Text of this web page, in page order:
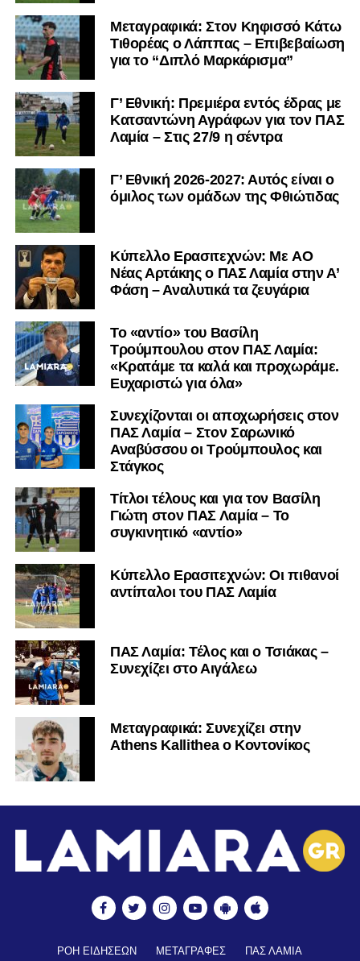
Μεταγραφικά: Στον Κηφισσό Κάτω
Τιθορέας ο Λάππας – Επιβεβαίωση
για το “Διπλό Μαρκάρισμα”
Γ’ Εθνική: Πρεμιέρα εντός έδρας με
Κατσαντώνη Αγράφων για τον ΠΑΣ
Λαμία – Στις 27/9 η σέντρα
Γ’ Εθνική 2026-2027: Αυτός είναι ο
όμιλος των ομάδων της Φθιώτιδας
Kύπελλο Ερασιτεχνών: Με AO
Nέας Αρτάκης ο ΠΑΣ Λαμία στην Α’
Φάση – Αναλυτικά τα ζευγάρια
Το «αντίο» του Βασίλη
Τρούμπουλου στον ΠΑΣ Λαμία:
«Κρατάμε τα καλά και προχωράμε.
Ευχαριστώ για όλα»
Συνεχίζονται οι αποχωρήσεις στον
ΠΑΣ Λαμία – Στον Σαρωνικό
Αναβύσσου οι Τρούμπουλος και
Στάγκος
Τίτλοι τέλους και για τον Βασίλη
Γιώτη στον ΠΑΣ Λαμία – Το
συγκινητικό «αντίο»
Κύπελλο Ερασιτεχνών: Οι πιθανοί
αντίπαλοι του ΠΑΣ Λαμία
ΠΑΣ Λαμία: Τέλος και ο Τσιάκας –
Συνεχίζει στο Αιγάλεω
Mεταγραφικά: Συνεχίζει στην
Athens Kallithea ο Κοντονίκος
ΡΟΗ ΕΙΔΗΣΕΩΝ ΜΕΤΑΓΡΑΦΕΣ ΠΑΣ ΛΑΜΙΑ